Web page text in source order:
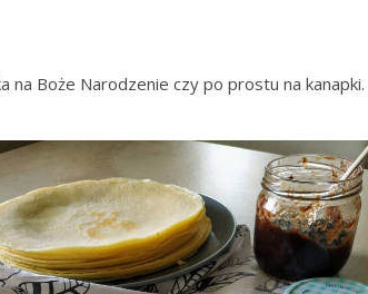
na Boże Narodzenie czy po prostu na kanapki.